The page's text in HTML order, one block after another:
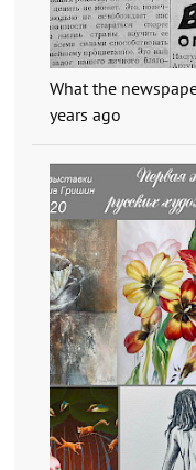
What the
years ago